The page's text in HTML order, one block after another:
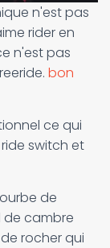
n'est pas
rider en
n'est pas
bon
ce qui
switch et
de
de cambre
rocher qui